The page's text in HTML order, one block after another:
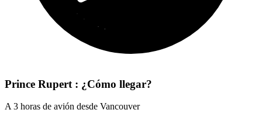
Prince Rupert : ¿Cómo llegar?
A 3 horas de avión desde Vancouver